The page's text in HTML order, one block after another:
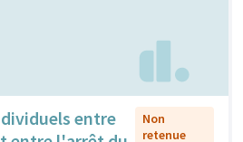
entre
Non
retenue